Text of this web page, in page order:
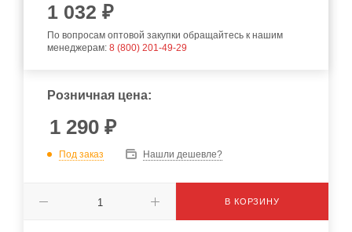
1 032 ₽
По вопросам оптовой закупки обращайтесь к нашим
менеджерам: 8 (800) 201-49-29
Розничная цена:
1 290 ₽
Под заказ Нашли дешевле?
В КОРЗИНУ